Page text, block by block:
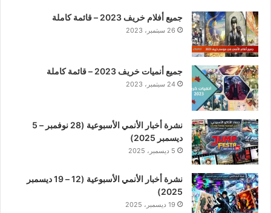
جميع أفلام خريف 2023 – قائمة كاملة
26 سبتمبر، 2023
جميع أنميات خريف 2023 – قائمة كاملة
24 سبتمبر، 2023
نشرة أخبار الأنمي الأسبوعية (28 نوفمبر – 5
ديسمبر 2025)
5 ديسمبر، 2025
نشرة أخبار الأنمي الأسبوعية (12 – 19 ديسمبر
2025)
19 ديسمبر، 2025